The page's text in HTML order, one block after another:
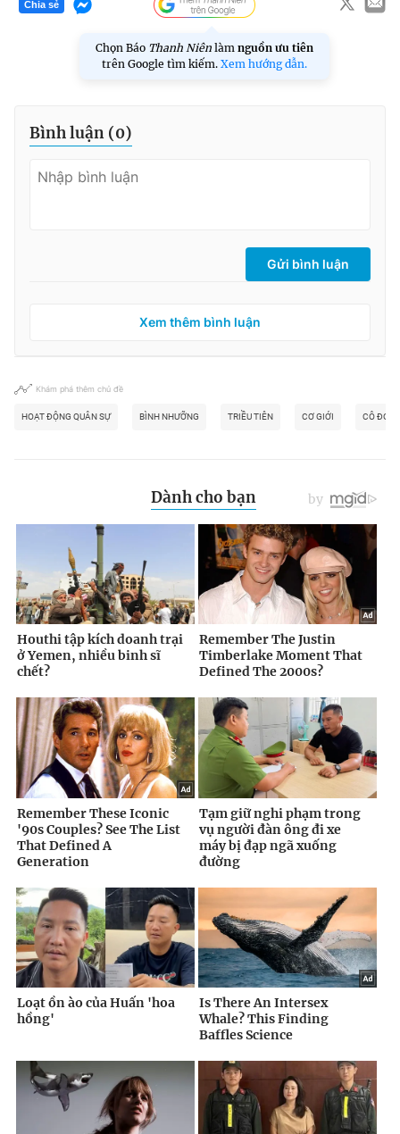
Chia sẻ
Chọn Báo Thanh Niên làm nguồn ưu tiên
trên Google tìm kiếm. Xem hướng dẫn.
Bình luận (0)
Gửi bình luận
Xem thêm bình luận
Khám phá thêm chủ đề
HOẠT ĐỘNG QUÂN SỰ BÌNH NHƯỠNG TRIỀU TIÊN CƠ GIỚI CÔ